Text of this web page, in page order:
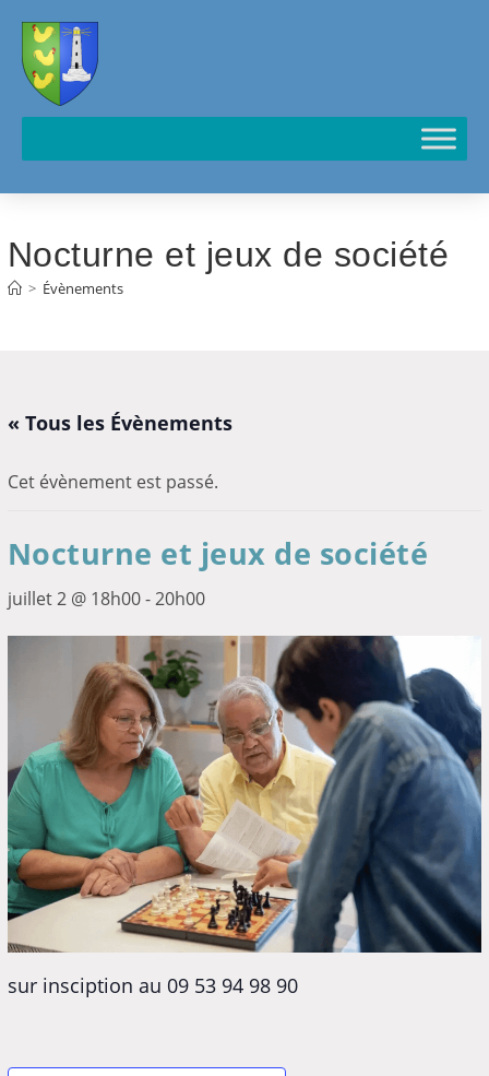
Nocturne et jeux de société
> Évènements
« Tous les Évènements
Cet évènement est passé.
Nocturne et jeux de société
juillet 2 @ 18h00-20h00
sur insciption au 09 53 94 98 90